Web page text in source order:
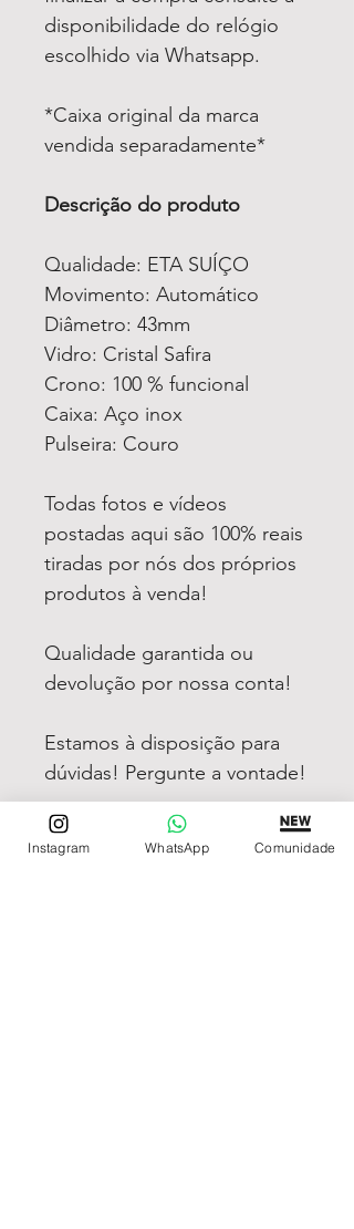
disponibilidade do relógio
escolhido via Whatsapp.
*Caixa original da marca
vendida separadamente*
Descrição do produto
Qualidade: ETA SUÍÇO
Movimento: Automático
Diâmetro: 43mm
Vidro: Cristal Safira
Crono: 100 % funcional
Caixa: Aço inox
Pulseira: Couro
Todas fotos e vídeos
postadas aqui são 100% reais
tiradas por nós dos próprios
produtos à venda!
Qualidade garantida ou
devolução por nossa conta!
Estamos à disposição para
dúvidas! Pergunte a vontade!
Instagram WhatsApp Comunidade